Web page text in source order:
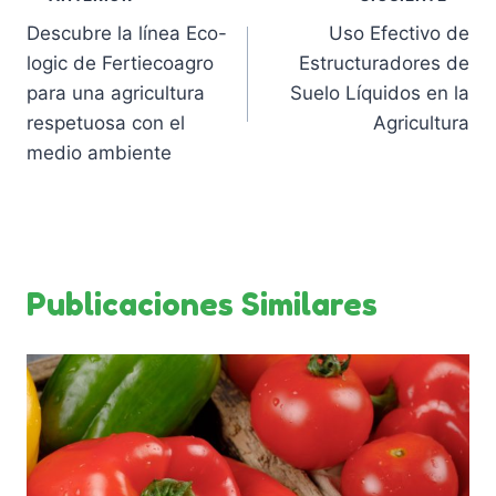
de
entradas
Descubre la línea Eco-
logic de Fertiecoagro
para una agricultura
respetuosa con el
medio ambiente
Uso Efectivo de
Estructuradores de
Suelo Líquidos en la
Agricultura
Publicaciones Similares